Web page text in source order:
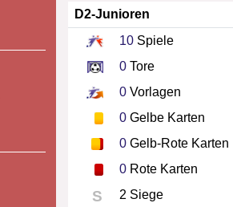
D2-Junioren
10 Spiele
0 Tore
0 Vorlagen
0 Gelbe Karten
0 Gelb-Rote Karten
0 Rote Karten
S 2 Siege